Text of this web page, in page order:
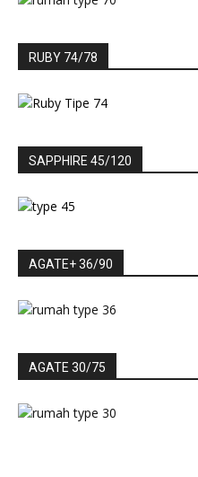
RUBY 74/78
SAPPHIRE 45/120
AGATE+ 36/90
AGATE 30/75